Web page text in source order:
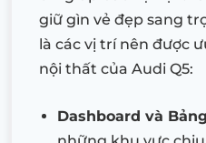
giữ gìn vẻ đẹp sang
là các vị trí nên được
nội thất của Audi Q5:
Dashboard và